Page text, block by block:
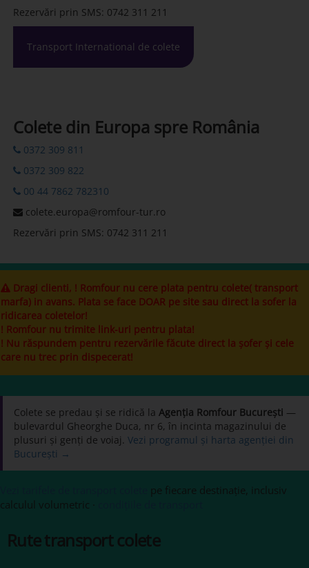
Rezervări prin SMS: 0742 311 211
Transport International de colete
Colete din Europa spre România
0372 309 811
0372 309 822
00 44 7862 782310
colete.europa@romfour-tur.ro
Rezervări prin SMS: 0742 311 211
Dragi clienti, ! Romfour nu cere plata pentru colete( transport
marfa) in avans. Plata se face DOAR pe site sau direct la sofer la
ridicarea coletelor!
! Romfour nu trimite link-uri pentru plata!
! Nu răspundem pentru rezervările făcute direct la șofer și cele
care nu trec prin dispecerat!
Colete se predau și se ridică la Agenția Romfour București —
bulevardul Gheorghe Duca, nr 6, în incinta magazinului de
plusuri și genți de voiaj. Vezi programul și harta agenției din
București →
pe fiecare destinație, inclusiv
calculul volumetric ·
Rute transport colete